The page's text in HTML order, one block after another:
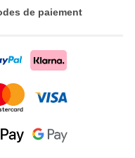
de paiement